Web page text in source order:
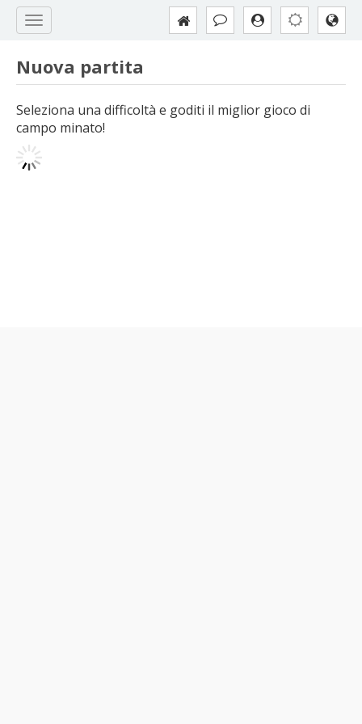
Nuova partita
Seleziona una difficoltà e goditi il miglior gioco di
campo minato!